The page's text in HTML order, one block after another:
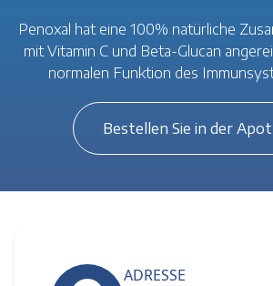
Penoxal hat eine 100% natürliche
mit Vitamin C und Beta-Glucan
normalen Funktion des
Bestellen Sie in der
ADRESSE